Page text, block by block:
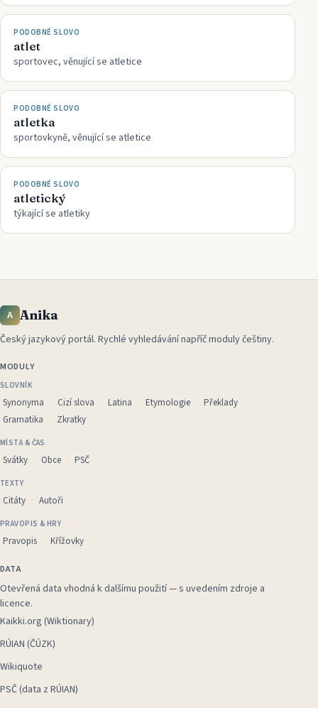
PODOBNÉ SLOVO
atlet
sportovec, věnující se atletice
PODOBNÉ SLOVO
atletka
sportovkyně, věnující se atletice
PODOBNÉ SLOVO
atletický
týkající se atletiky
A Anika
Český jazykový portál. Rychlé vyhledávání napříč moduly češtiny.
MODULY
SLOVNÍK
Synonyma Cizí slova Latina Etymologie
Překlady
Gramatika
Zkratky
MÍSTA & ČAS
Svátky Obce PSČ
TEXTY
Citáty Autoři
PRAVOPIS & HRY
Pravopis Křížovky
DATA
Otevřená data vhodná k dalšímu použití — s uvedením zdroje a
licence.
Kaikki.org (Wiktionary)
RÚIAN (ČÚZK)
Wikiquote
PSČ (data z RÚIAN)